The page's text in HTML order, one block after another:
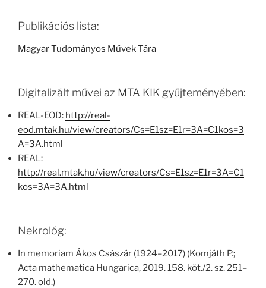
Publikációs lista:
Magyar Tudományos Művek Tára
Digitalizált művei az MTA KIK gyűjteményében:
REAL-EOD: http://real-
eod.mtak.hu/view/creators/Cs=E1sz=E1r=3A=C1kos=3
A=3A.html
REAL:
http://real.mtak.hu/view/creators/Cs=E1sz=E1r=3A=C1
kos=3A=3A.html
Nekrológ:
In memoriam Ákos Császár (1924–2017) (Komjáth P.;
Acta mathematica Hungarica, 2019. 158. köt./2. sz. 251–
270. old.)